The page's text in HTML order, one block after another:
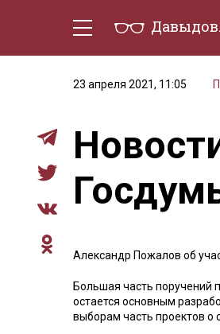
23 апреля 2021, 11:05
Александр Пожалов об
Большая часть поручений
остается основным
выборам часть проектов о